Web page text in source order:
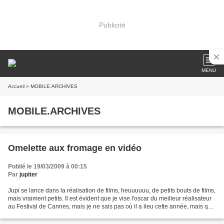
Publicité
MENU
Accueil » MOBILE.ARCHIVES
MOBILE.ARCHIVES
Omelette aux fromage en vidéo
Publié le 19/03/2009 à 00:15
Par jupiter
Jupi se lance dans la réalisation de films, heuuuuuu, de petits bouts de films,
mais vraiment petits. Il est évident que je vise l'oscar du meilleur réalisateur
au Festival de Cannes, mais je ne sais pas où il a lieu cette année, mais qu'il